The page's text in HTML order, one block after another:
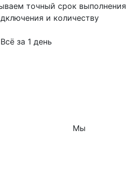
точный срок выполнения
и количеству
Всё за 1 день
Мы